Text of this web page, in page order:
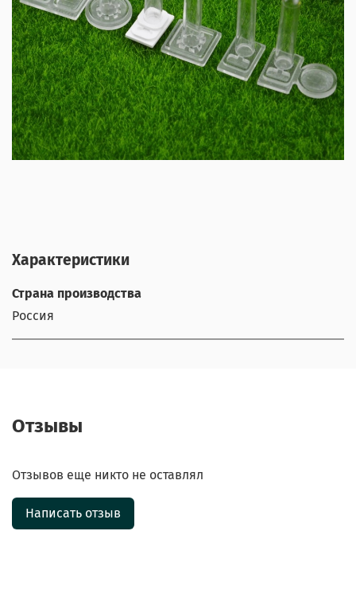
Характеристики
Страна производства
Россия
Отзывы
Отзывов еще никто не оставлял
Написать отзыв